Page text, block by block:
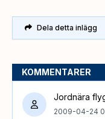
Dela detta inlägg
KOMMENTARER
Jordnära
2009-04-24